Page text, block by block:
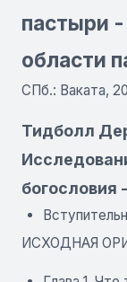
пастыри
области
СПб.: Ваката,
Тидболл
богословия
ИСХОДНАЯ